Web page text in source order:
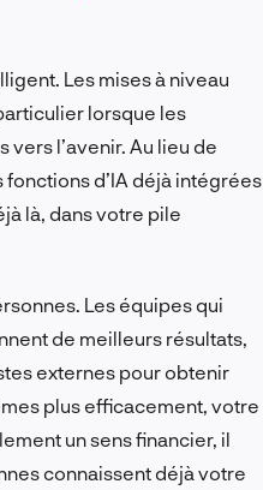
Les mises à niveau
lorsque les
vers l’avenir. Au lieu de
d’IA déjà intégrées
là, dans votre pile
Les équipes qui
de meilleurs résultats,
externes pour obtenir
plus efficacement, votre
un sens financier, il
connaissent déjà votre